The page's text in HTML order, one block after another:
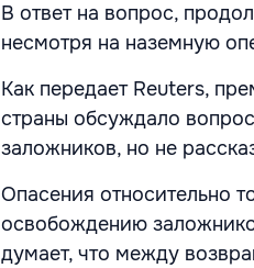
В ответ на вопрос,
несмотря на наземную
Как передает Reuters,
страны обсуждало
заложников, но не
Опасения относительно
освобождению
думает, что между